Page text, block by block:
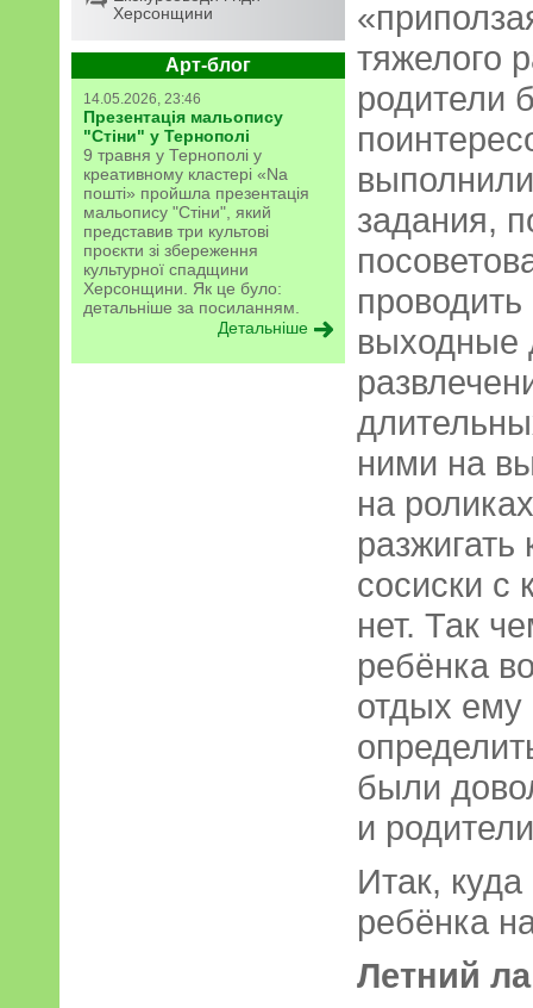
Херсонщини
Арт-блог
14.05.2026, 23:46
Презентація мальопису
"Стіни" у Тернополі
9 травня у Тернополі у
креативному кластері «Na
пошті» пройшла презентація
мальопису "Стіни", який
представив три культові
проєкти зі збереження
культурної спадщини
Херсонщини. Як це було:
детальніше за посиланням.
Детальніше
тяжелого
родители
задания,
выходные
ними на
на
разжигать
сосиски с
нет. Так
ребёнка
отдых ему
были
и
Итак,
ребёнка
Летний